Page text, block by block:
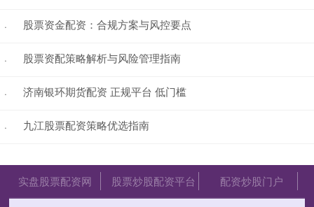
· 股票资金配资：合规方案与风控要点
· 股票资配策略解析与风险管理指南
· 济南银环期货配资 正规平台 低门槛
· 九江股票配资策略优选指南
实盘股票配资网 股票炒股配资平台 配资炒股门户